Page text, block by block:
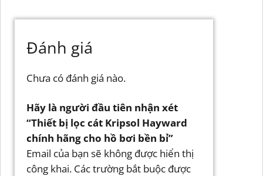
Đánh giá
Chưa có đánh giá nào.
Hãy là người đầu tiên nhận xét
“Thiết bị lọc cát Kripsol Hayward
chính hãng cho hồ bơi bền bỉ”
Email của bạn sẽ không được hiển thị
công khai. Các trường bắt buộc được